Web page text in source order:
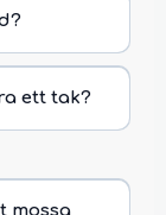
ett tak?
mossa